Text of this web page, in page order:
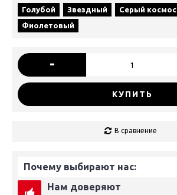
Голубой Звездный
Серый космос
Фиолетовый
-
КУПИТЬ
В сравнение
Почему выбирают нас:
Нам доверяют